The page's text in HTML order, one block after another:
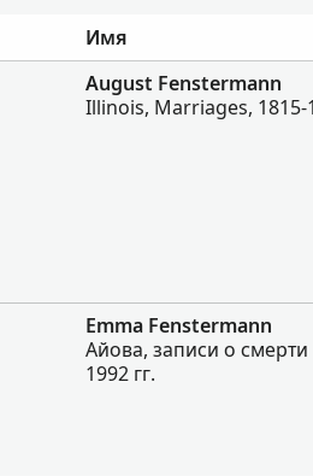
Имя
August Fenstermann
Illinois, Marriages, 1815-
Emma Fenstermann
Айова, записи о
1992 гг.